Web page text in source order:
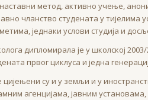
метод, активно учење,
чланство студената у тијелима
једнаки услови студија и
дипломирала је у школској
првог циклуса и једна
су и у земљи и у
агенцијама, јавним